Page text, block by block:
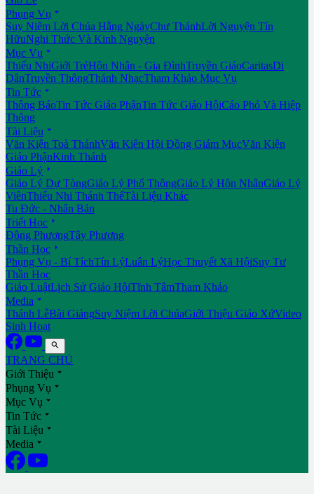
Phụng Vụ 
Suy Niệm Lời Chúa Hằng NgàyChư ThánhLời Nguyện Tín
HữuNghi Thức Và Kinh Nguyện
Mục Vụ 
Thiếu NhiGiới TrẻHôn Nhân - Gia ĐìnhTruyền GiáoCaritasDi
DânTruyền ThôngThánh NhạcTham Khảo Mục Vụ
Tin Tức 
Thông BáoTin Tức Giáo PhậnTin Tức Giáo HộiCáo Phó Và Hiệp
Thông
Tài Liệu 
Văn Kiện Toà ThánhVăn Kiện Hội Đồng Giám MụcVăn Kiện
Giáo PhậnKinh Thánh
Giáo Lý 
Giáo Lý Dự TòngGiáo Lý Phổ ThôngGiáo Lý Hôn NhânGiáo Lý
ViênThiếu Nhi Thánh ThểTài Liệu Khác
Tu Đức - Nhân Bản
Triết Học 
Đông PhươngTây Phương
Thần Học 
Phụng Vụ - Bí TíchTín LýLuân LýHọc Thuyết Xã HộiSuy Tư
Thần Học
Giáo LuậtLịch Sử Giáo HộiTĩnh TâmTham Khảo
Media 
Thánh LễBài GiảngSuy Niệm Lời ChúaGiới Thiệu Giáo XứVideo
Sinh Hoạt

TRANG CHỦ
Giới Thiệu 
Phụng Vụ 
Mục Vụ 
Tin Tức 
Tài Liệu 
Media 